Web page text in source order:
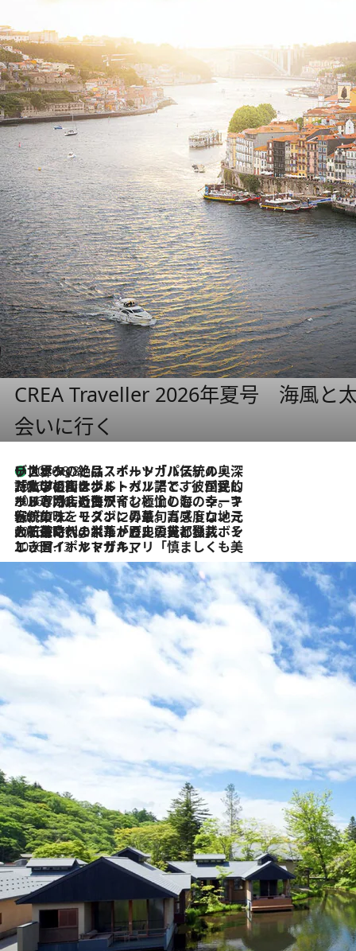
CREA Traveller 2026年夏号 海風と
会いに行く
2026.8.8
リスボンの絶品スイーツ「パステル・デ・ナタ」とは？ポルトガル伝統の奥深い世界へ
2026.7.27
「私の祖国はポルトガル語です」国民的詩人フェルナンド・ペソアと、彼が愛した文学の街を歩く
2026.7.26
ポルトガル近海が育む極上の海の幸。キリリと冷えた白ワインと愉しむ、シーフード専門店の贅沢
2026.7.22
伝統の味をモダンに昇華。高感度な地元客が集う、リスボンの最旬ガストロノミー
2026.7.21
大航海時代の栄華から、震災、独裁、そして革命へ。ポルトガル・首都リスボンの石畳に刻まれた「歴史の光と影」
2026.7.13
エッセイ・ヤマザキマリ「慎ましくも美しき国 ポルトガル」